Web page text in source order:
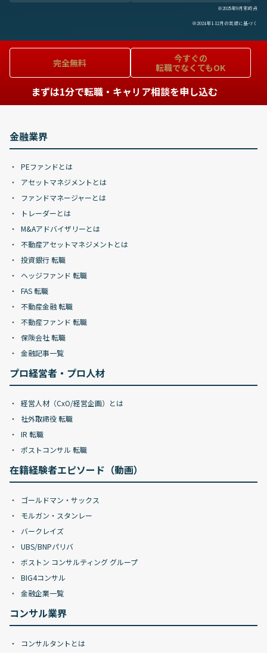
※2025年9月末時点
※2024年1-12月の実績に基づく
完全無料
今すぐの
転職でなくてもOK
まずは1分で転職・キャリア相談を申し込む
金融業界
PEファンドとは
アセットマネジメントとは
ファンドマネージャーとは
トレーダーとは
M&Aアドバイザリーとは
不動産アセットマネジメントとは
投資銀行 転職
ヘッジファンド 転職
FAS 転職
不動産金融 転職
不動産ファンド 転職
保険会社 転職
金融記事一覧
プロ経営者・プロ人材
経営人材（CxO/経営企画）とは
社外取締役 転職
IR 転職
ポストコンサル 転職
在籍経験者エピソード（動画）
ゴールドマン・サックス
モルガン・スタンレー
バークレイズ
UBS/BNPパリバ
ボストン コンサルティング グループ
BIG4コンサル
金融企業一覧
コンサル業界
コンサルタントとは